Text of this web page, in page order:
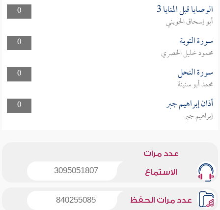
0
الوصايا قبل المنايا 3
أبو إسحاق الحويني
0
سورة التوبة
محمود خليل الحصري
0
سورة النحل
محمد أبو سنينة
0
أذان إبراهيم جبر
إبراهيم جبر
عدد مرات
الاستماع 3095051807
عدد مرات الحفظ 840255085